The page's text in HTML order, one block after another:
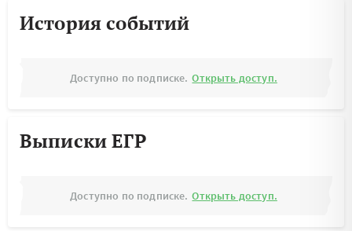
История событий
Доступно по подписке. Открыть доступ.
Выписки ЕГР
Доступно по подписке. Открыть доступ.